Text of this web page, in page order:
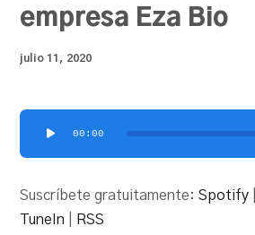
ReloAd
Irene y Ríchard
Contacto
empresa Eza Bio
julio 11, 2020
Reproductor
00:00
Suscríbete gratuitamente:Spotify
TuneIn
RSS